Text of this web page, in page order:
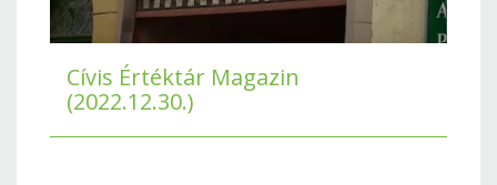
Cívis Értéktár Magazin
(2022.12.30.)